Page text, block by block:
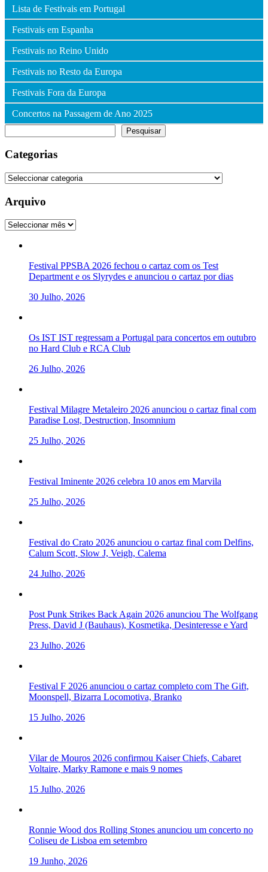
Lista de Festivais em Portugal
Festivais em Espanha
Festivais no Reino Unido
Festivais no Resto da Europa
Festivais Fora da Europa
Concertos na Passagem de Ano 2025
Pesquisar
Categorias
Categorias
Arquivo
Arquivo
Festival PPSBA 2026 fechou o cartaz com os Test
Department e os Slyrydes e anunciou o cartaz por dias
30 Julho, 2026
Os IST IST regressam a Portugal para concertos em outubro
no Hard Club e RCA Club
26 Julho, 2026
Festival Milagre Metaleiro 2026 anunciou o cartaz final com
Paradise Lost, Destruction, Insomnium
25 Julho, 2026
Festival Iminente 2026 celebra 10 anos em Marvila
25 Julho, 2026
Festival do Crato 2026 anunciou o cartaz final com Delfins,
Calum Scott, Slow J, Veigh, Calema
24 Julho, 2026
Post Punk Strikes Back Again 2026 anunciou The Wolfgang
Press, David J (Bauhaus), Kosmetika, Desinteresse e Yard
23 Julho, 2026
Festival F 2026 anunciou o cartaz completo com The Gift,
Moonspell, Bizarra Locomotiva, Branko
15 Julho, 2026
Vilar de Mouros 2026 confirmou Kaiser Chiefs, Cabaret
Voltaire, Marky Ramone e mais 9 nomes
15 Julho, 2026
Ronnie Wood dos Rolling Stones anunciou um concerto no
Coliseu de Lisboa em setembro
19 Junho, 2026